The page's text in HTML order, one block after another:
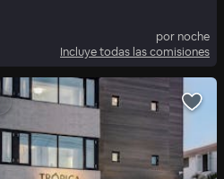
por noche
Incluye todas las comisiones